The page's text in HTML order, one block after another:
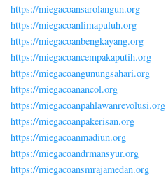
https://miegacoansarolangun.org
https://miegacoanlimapuluh.org
https://miegacoanbengkayang.org
https://miegacoancempakaputih.org
https://miegacoangunungsahari.org
https://miegacoanancol.org
https://miegacoanpahlawanrevolusi.org
https://miegacoanpakerisan.org
https://miegacoanmadiun.org
https://miegacoandrmansyur.org
https://miegacoansmrajamedan.org